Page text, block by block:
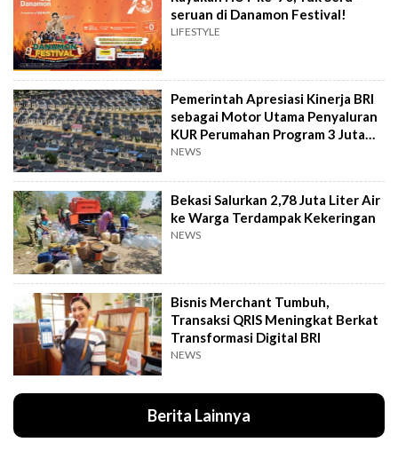
seruan di Danamon Festival!
LIFESTYLE
Pemerintah Apresiasi Kinerja BRI
sebagai Motor Utama Penyaluran
KUR Perumahan Program 3 Juta
Rumah
NEWS
Bekasi Salurkan 2,78 Juta Liter Air
ke Warga Terdampak Kekeringan
NEWS
Bisnis Merchant Tumbuh,
Transaksi QRIS Meningkat Berkat
Transformasi Digital BRI
NEWS
Berita Lainnya